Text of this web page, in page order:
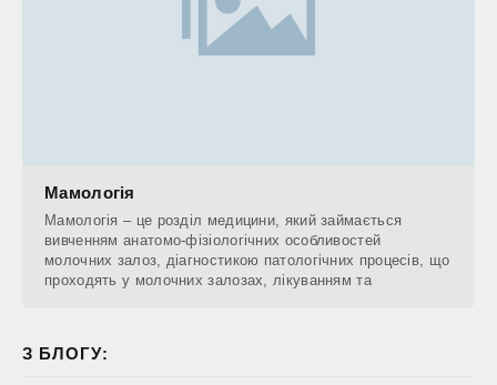
Мамологія
Мамологія – це розділ медицини, який займається
вивченням анатомо-фізіологічних особливостей
молочних залоз, діагностикою патологічних процесів, що
проходять у молочних залозах, лікуванням та
З БЛОГУ: